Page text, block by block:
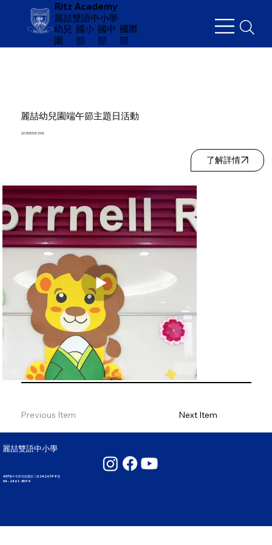
Ritz Academy
麗喆雙語中小學
幼兒
園
​國小
部
國中
部
國際
部
麗喆幼兒園端午節主題日活動
2025年5月29日
了解詳情
Previous Item Next Item
麗喆雙語中小學
407臺中市西屯區國安二路242巷199號
04 - 2461 - 3099